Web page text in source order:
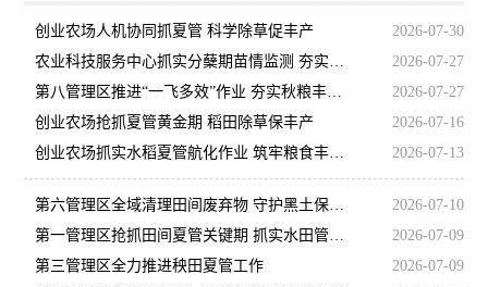
创业农场人机协同抓夏管 科学除草促丰产
2026-07-30
农业科技服务中心抓实分蘖期苗情监测 夯实水稻丰产稳产根基
2026-07-27
第八管理区推进“一飞多效”作业 夯实秋粮丰产丰收基础
2026-07-27
创业农场抢抓夏管黄金期 稻田除草保丰产
2026-07-16
创业农场抓实水稻夏管航化作业 筑牢粮食丰收根基
2026-07-13
第六管理区全域清理田间废弃物 守护黑土保粮安
2026-07-10
第一管理区抢抓田间夏管关键期 抓实水田管护保丰产
2026-07-09
第三管理区全力推进秧田夏管工作
2026-07-09